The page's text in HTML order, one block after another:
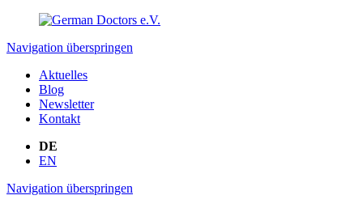
Navigation überspringen
Aktuelles
Blog
Newsletter
Kontakt
DE
EN
Navigation überspringen